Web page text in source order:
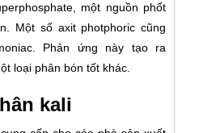
một nguồn phốt
Một số axit photphoric cũng
Phản ứng này tạo ra
loại phân bón tốt khác.
kali